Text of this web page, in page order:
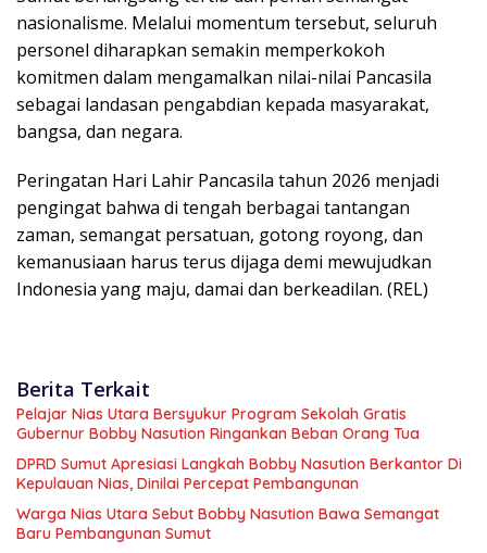
nasionalisme. Melalui momentum tersebut, seluruh
personel diharapkan semakin memperkokoh
komitmen dalam mengamalkan nilai-nilai Pancasila
sebagai landasan pengabdian kepada masyarakat,
bangsa, dan negara.
Peringatan Hari Lahir Pancasila tahun 2026 menjadi
pengingat bahwa di tengah berbagai tantangan
zaman, semangat persatuan, gotong royong, dan
kemanusiaan harus terus dijaga demi mewujudkan
Indonesia yang maju, damai dan berkeadilan. (REL)
Berita Terkait
Pelajar Nias Utara Bersyukur Program Sekolah Gratis
Gubernur Bobby Nasution Ringankan Beban Orang Tua
DPRD Sumut Apresiasi Langkah Bobby Nasution Berkantor Di
Kepulauan Nias, Dinilai Percepat Pembangunan
Warga Nias Utara Sebut Bobby Nasution Bawa Semangat
Baru Pembangunan Sumut